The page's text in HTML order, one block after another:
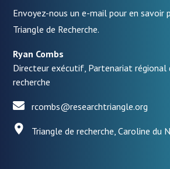
Envoyez-nous un e-mail pour en savoir
Triangle de Recherche.
Ryan Combs
Directeur exécutif, Partenariat régional
recherche
rcombs@researchtriangle.org
Triangle de recherche, Caroline du